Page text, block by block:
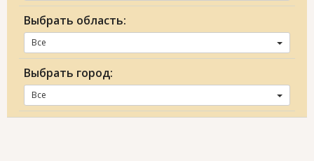
Выбрать область:
Все
Выбрать город:
Все